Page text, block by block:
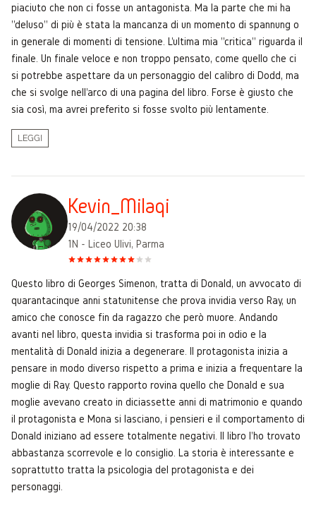
piaciuto che non ci fosse un antagonista. Ma la parte che mi ha
"deluso" di più è stata la mancanza di un momento di spannung o
in generale di momenti di tensione. L'ultima mia "critica" riguarda il
finale. Un finale veloce e non troppo pensato, come quello che ci
si potrebbe aspettare da un personaggio del calibro di Dodd, ma
che si svolge nell'arco di una pagina del libro. Forse è giusto che
sia così, ma avrei preferito si fosse svolto più lentamente.
LEGGI
Kevin_Milaqi
19/04/2022 20:38
1N - Liceo Ulivi, Parma
Questo libro di Georges Simenon, tratta di Donald, un avvocato di
quarantacinque anni statunitense che prova invidia verso Ray, un
amico che conosce fin da ragazzo che però muore. Andando
avanti nel libro, questa invidia si trasforma poi in odio e la
mentalità di Donald inizia a degenerare. Il protagonista inizia a
pensare in modo diverso rispetto a prima e inizia a frequentare la
moglie di Ray. Questo rapporto rovina quello che Donald e sua
moglie avevano creato in diciassette anni di matrimonio e quando
il protagonista e Mona si lasciano, i pensieri e il comportamento di
Donald iniziano ad essere totalmente negativi. Il libro l'ho trovato
abbastanza scorrevole e lo consiglio. La storia è interessante e
soprattutto tratta la psicologia del protagonista e dei
personaggi.